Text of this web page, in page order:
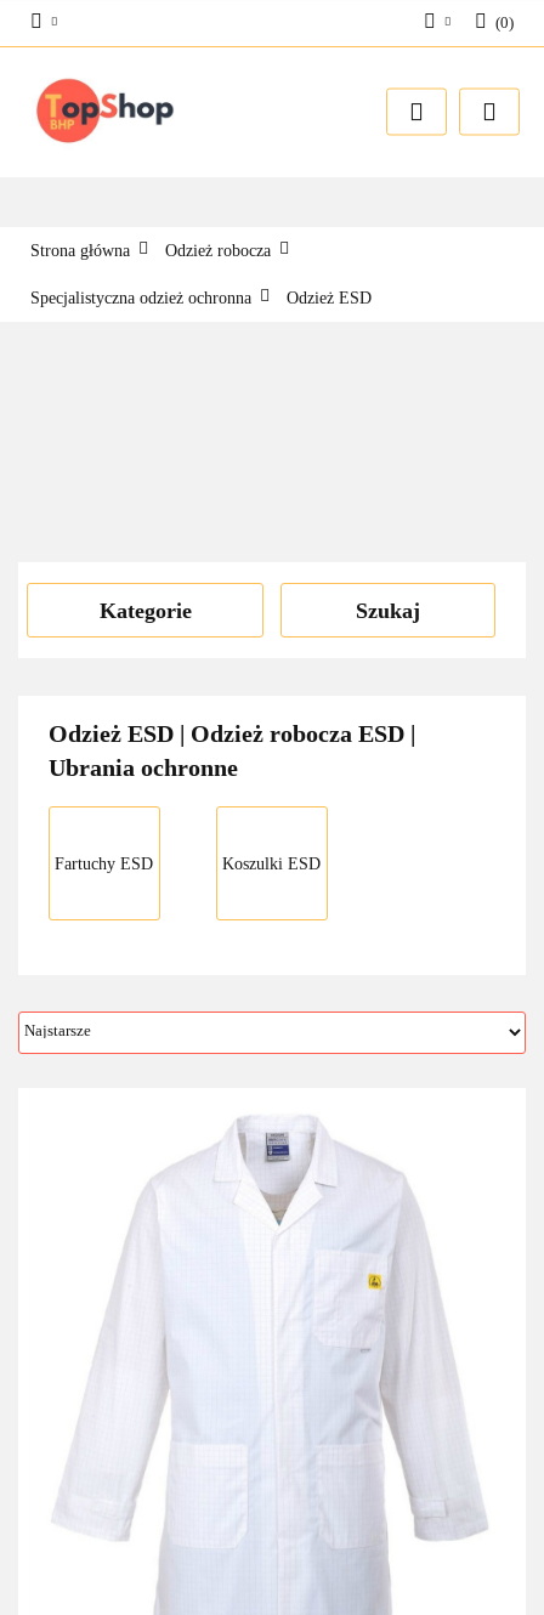
Zarejestruj się
(0)
Strona główna Odzież robocza
Specjalistyczna odzież ochronna Odzież ESD
Kategorie Szukaj
Odzież ESD | Odzież robocza ESD |
Ubrania ochronne
Fartuchy ESD Koszulki ESD